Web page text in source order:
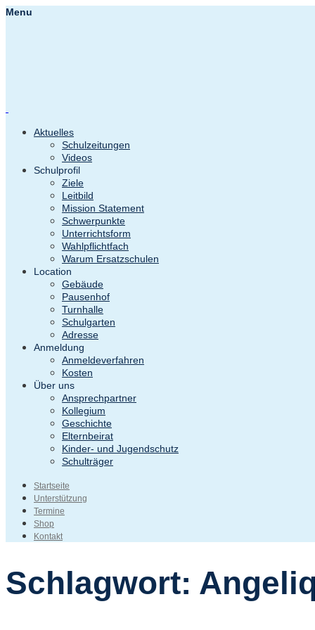
Menu
Aktuelles
Schulzeitungen
Videos
Schulprofil
Ziele
Leitbild
Mission Statement
Schwerpunkte
Unterrichtsform
Wahlpflichtfach
Warum Ersatzschulen
Location
Gebäude
Pausenhof
Turnhalle
Schulgarten
Adresse
Anmeldung
Anmeldeverfahren
Kosten
Über uns
Ansprechpartner
Kollegium
Geschichte
Elternbeirat
Kinder- und Jugendschutz
Schulträger
Startseite
Unterstützung
Termine
Shop
Kontakt
Schlagwort: